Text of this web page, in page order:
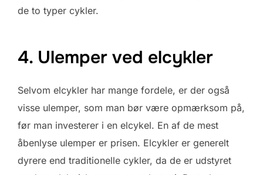
de to typer cykler.
4. Ulemper ved elcykler
Selvom elcykler har mange fordele, er der også
visse ulemper, som man bør være opmærksom på,
før man investerer i en elcykel. En af de mest
åbenlyse ulemper er prisen. Elcykler er generelt
dyrere end traditionelle cykler, da de er udstyret